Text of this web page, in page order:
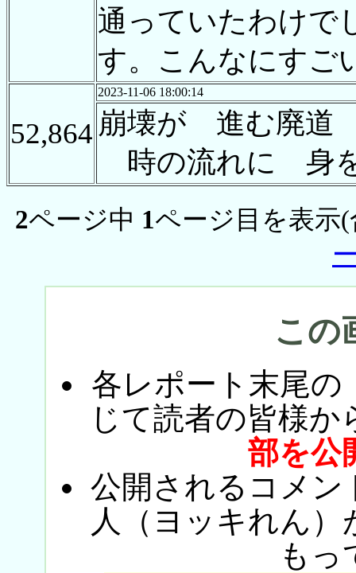
通っていたわけで
す。こんなにすご
52,864
2023-11-06 18:00:14
崩壊が 進む廃道
時の流れに 身
2ページ中 1ページ目を表示(
この
各レポート末尾の
じて読者の皆様か
部を公
公開されるコメン
人（ヨッキれん
もっ